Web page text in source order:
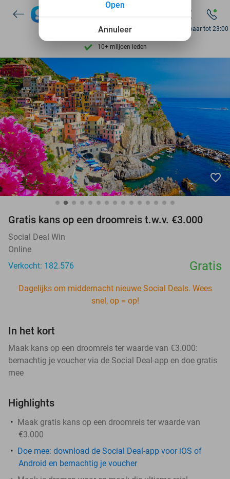
Ontdek 15.000+ deals
7 dagen per week beschikbaar
10+ miljoen leden
Ontdek 15.000+ deals
7 dagen per week beschikbaar
10+ miljoen leden
Bereikbaar tot 23:00
favorite_border
Gratis kans op een droomreis t.w.v. €3.000
Social Deal Win
Online
Verkocht: 182.576
Gratis
Dagelijks om middernacht nieuwe Social Deals. Wees
snel, op = op!
In het kort
Maak kans op een droomreis ter waarde van €3.000:
bemachtig je voucher via de Social Deal-app en doe gratis
mee
Highlights
Maak gratis kans op een droomreis ter waarde van
€3.000
Doe mee: download de Social Deal-app voor iOS of
Android en bemachtig je voucher
Annuleer
Open